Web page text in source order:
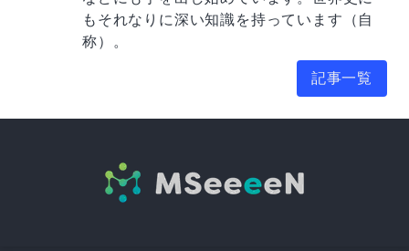
もそれなりに深い知識を持っています（自
称）。
記事一覧